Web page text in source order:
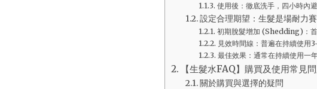
使用後：徹底洗手，四小時內
設定合理期望：生髮是場耐力賽
初期脫髮增加 (Shedding)：
見效時間線：普遍在持續使用
最佳效果：通常在持續使用一
【生髮水FAQ】購買及使用常見
關於購買與選擇的疑問